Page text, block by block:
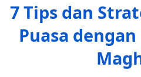
7 Tips dan
Puasa